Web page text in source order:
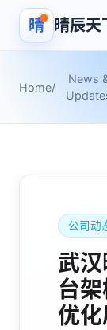
晴 晴辰天
Home/
News
公司动
武
台
优